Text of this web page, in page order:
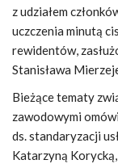
z udziałem
uczczenia minutą
rewidentów,
Stanisława
Bieżące tematy
zawodowymi
ds. standaryzacji
Katarzyną